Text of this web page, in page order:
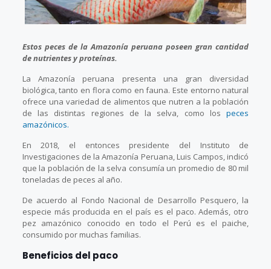
Estos peces de la Amazonía peruana poseen gran cantidad
de nutrientes y proteínas.
La Amazonía peruana presenta una gran diversidad
biológica, tanto en flora como en fauna. Este entorno natural
ofrece una variedad de alimentos que nutren a la población
de las distintas regiones de la selva, como lospeces
amazónicos.
En 2018, el entonces presidente del Instituto de
Investigaciones de la Amazonía Peruana, Luis Campos, indicó
que la población de la selva consumía un promedio de 80 mil
toneladas de peces al año.
De acuerdo al Fondo Nacional de Desarrollo Pesquero, la
especie más producida en el país es el paco. Además, otro
pez amazónico conocido en todo el Perú es el paiche,
consumido por muchas familias.
Beneficios del paco